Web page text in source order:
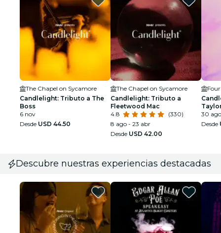
The Chapel on Sycamore
Candlelight: Tributo a The
Boss
6 nov
Desde USD 44.50
The Chapel on Sycamore
Candlelight: Tributo a
Fleetwood Mac
4.8
(330)
8 ago - 23 abr
Desde USD 42.00
30 ago
Desde
Descubre nuestras experiencias destacadas